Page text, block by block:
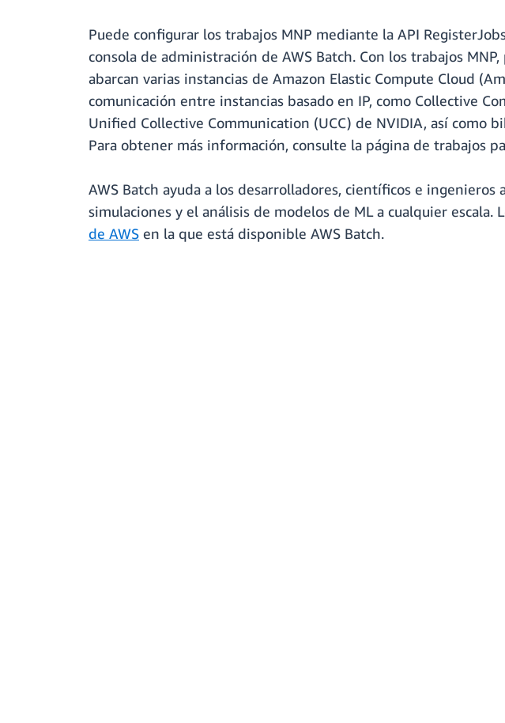
Puede configurar los trabajos MNP mediante la API
consola de administración de AWS Batch. Con los trabajos
abarcan varias instancias de Amazon Elastic Compute Cloud
comunicación entre instancias basado en IP, como Collective
Unified Collective Communication (UCC) de NVIDIA, así como
Para obtener más información, consulte la página de trabajos
AWS Batch ayuda a los desarrolladores, científicos e
simulaciones y el análisis de modelos de ML a cualquier
de AWS en la que está disponible AWS Batch.